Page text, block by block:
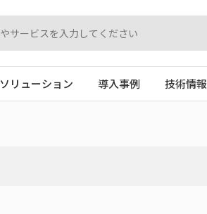
ソリューション 導入事例 技術情報